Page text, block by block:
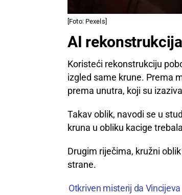
[Foto: Pexels]
AI
Koristeći rekonstrukciju
izgled same krune. Prema
prema unutra, koji su
Takav oblik, navodi se u
kruna u obliku kacige
Drugim riječima, kružni
strane.
Otkriven misterij da